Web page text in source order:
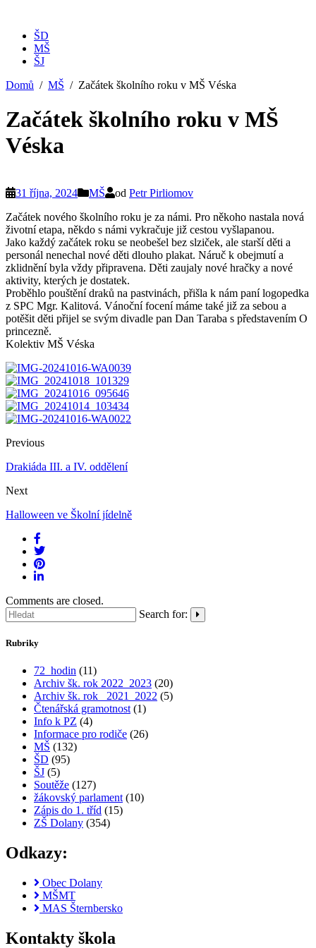
ŠD
MŠ
ŠJ
Domů
MŠ Začátek školního roku v MŠ Véska
Začátek školního roku v MŠ
Véska
31 října, 2024 MŠ od Petr Pirliomov
Začátek nového školního roku je za námi. Pro někoho nastala nová
životní etapa, někdo s námi vykračuje již cestou vyšlapanou.
Jako každý začátek roku se neobešel bez slziček, ale starší děti a
personál nenechal nové děti dlouho plakat. Náruč k obejmutí a
zklidnění byla vždy připravena. Děti zaujaly nové hračky a nové
aktivity, kterých je dostatek.
Proběhlo pouštění draků na pastvinách, přišla k nám paní logopedka
z SPC Mgr. Kalitová. Vánoční focení máme také již za sebou a
potěšit děti přijel se svým divadle pan Dan Taraba s představením O
princezně.
Kolektiv MŠ Véska
Previous
Drakiáda III. a IV. oddělení
Next
Halloween ve Školní jídelně
Comments are closed.
Search for:
Rubriky
72_hodin (11)
Archiv šk. rok 2022_2023 (20)
Archiv šk. rok_ 2021_2022 (5)
Čtenářská gramotnost (1)
Info k PZ (4)
Informace pro rodiče (26)
MŠ (132)
ŠD (95)
ŠJ (5)
Soutěže (127)
žákovský parlament (10)
Zápis do 1. tříd (15)
ZŠ Dolany (354)
Odkazy:
Obec Dolany
MŠMT
MAS Šternbersko
Kontakty škola